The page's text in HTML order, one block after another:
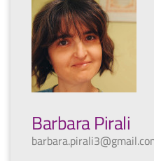
Barbara Pirali